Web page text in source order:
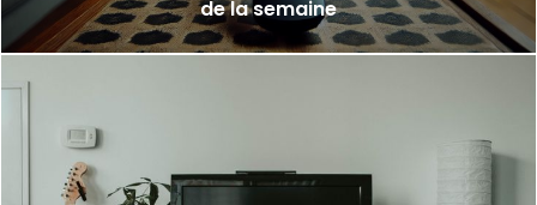
de la semaine